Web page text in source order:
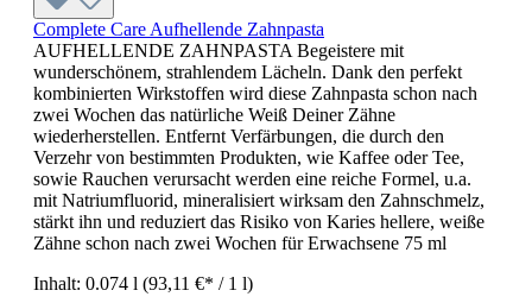
Complete Care Aufhellende Zahnpasta
AUFHELLENDE ZAHNPASTA Begeistere mit
wunderschönem, strahlendem Lächeln. Dank den perfekt
kombinierten Wirkstoffen wird diese Zahnpasta schon nach
zwei Wochen das natürliche Weiß Deiner Zähne
wiederherstellen. Entfernt Verfärbungen, die durch den
Verzehr von bestimmten Produkten, wie Kaffee oder Tee,
sowie Rauchen verursacht werden eine reiche Formel, u.a.
mit Natriumfluorid, mineralisiert wirksam den Zahnschmelz,
stärkt ihn und reduziert das Risiko von Karies hellere, weiße
Zähne schon nach zwei Wochen für Erwachsene 75 ml
Inhalt: 0.074 l (93,11 €* / 1 l)